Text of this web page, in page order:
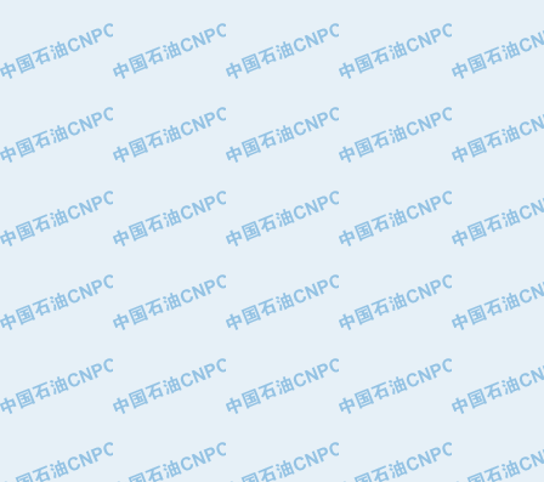
·中国石油锦西石化分公司
·大港油田集团有限责任公司
·深圳市肯多斯实业发展有限公司
·山东墨龙石油机械股份有限公司
·无锡西姆莱斯石油专用管制造有限公
·武汉钢铁（集团）公司
·马鞍山钢铁股份有限公司
·中国石油天然气股份有限公司兰州石
·中国石化茂名石化分公司
·中国石油大港油田分公司
·靖江市天和泵业有限公司
·中油油气勘探软件国家工程研究中心
·西安长庆钻宇集团咸阳石化有限公司